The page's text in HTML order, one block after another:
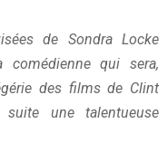
de Sondra Locke
comédienne qui sera,
des films de Clint
une talentueuse